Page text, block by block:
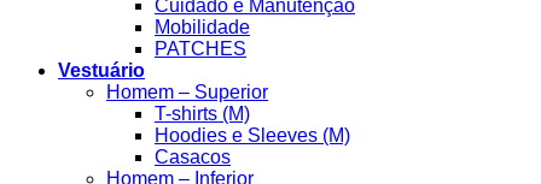
Cuidado e Manutenção
Mobilidade
PATCHES
Vestuário
Homem – Superior
T-shirts (M)
Hoodies e Sleeves (M)
Casacos
Homem – Inferior